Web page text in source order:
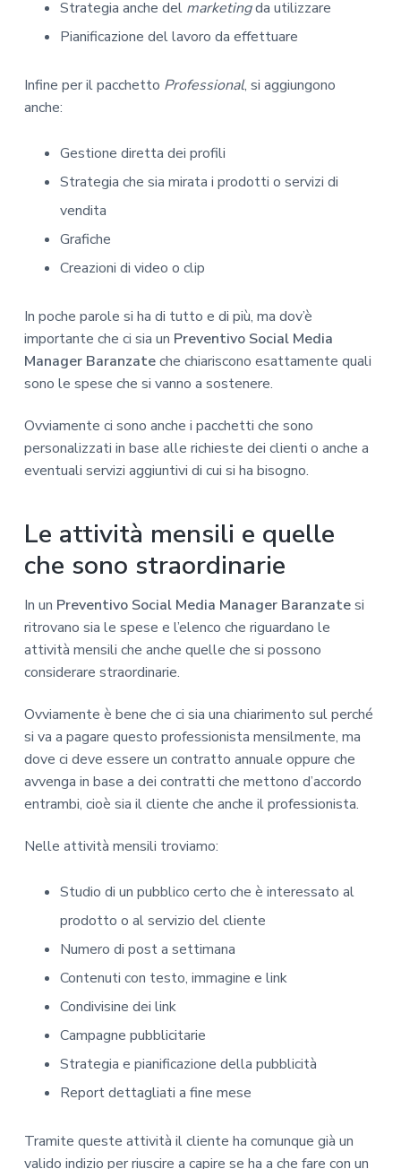
Strategia anche del marketingda utilizzare
Pianificazione del lavoro da effettuare
Infine per il pacchetto Professional, si aggiungono
anche:
Gestione diretta dei profili
Strategia che sia mirata i prodotti o servizi di
vendita
Grafiche
Creazioni di video o clip
In poche parole si ha di tutto e di più, ma dov’è
importante che ci sia un Preventivo Social Media
Manager Baranzateche chiariscono esattamente quali
sono le spese che si vanno a sostenere.
Ovviamente ci sono anche i pacchetti che sono
personalizzati in base alle richieste dei clienti o anche a
eventuali servizi aggiuntivi di cui si ha bisogno.
Le attività mensili e quelle
che sono straordinarie
In un Preventivo Social Media Manager Baranzatesi
ritrovano sia le spese e l’elenco che riguardano le
attività mensili che anche quelle che si possono
considerare straordinarie.
Ovviamente è bene che ci sia una chiarimento sul perché
si va a pagare questo professionista mensilmente, ma
dove ci deve essere un contratto annuale oppure che
avvenga in base a dei contratti che mettono d’accordo
entrambi, cioè sia il cliente che anche il professionista.
Nelle attività mensili troviamo:
Studio di un pubblico certo che è interessato al
prodotto o al servizio del cliente
Numero di post a settimana
Contenuti con testo, immagine e link
Condivisine dei link
Campagne pubblicitarie
Strategia e pianificazione della pubblicità
Report dettagliati a fine mese
Tramite queste attività il cliente ha comunque già un
valido indizio per riuscire a capire se ha a che fare con un